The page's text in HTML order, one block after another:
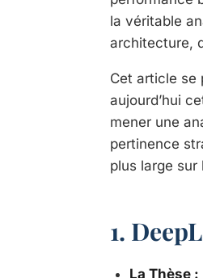
la véritable
architecture,
Cet article se
aujourd’hui
mener une
pertinence
plus large sur
1.
La Thèse :